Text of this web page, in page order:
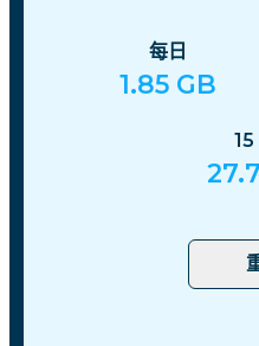
每日
1.85 GB
15